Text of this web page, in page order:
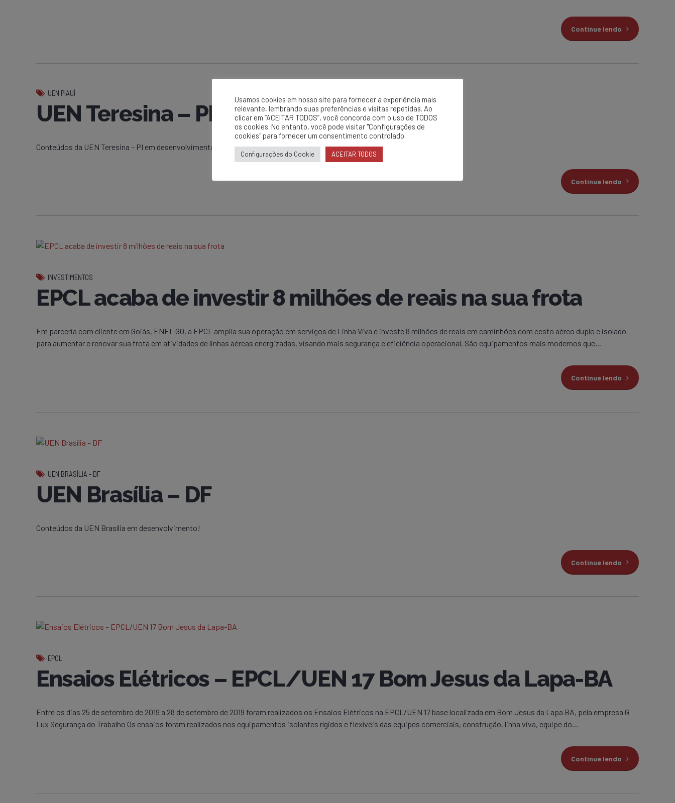
Continue lendo
UEN PIAUÍ
UEN Teresina – PI
Conteúdos da UEN Teresina – PI em desenvolvimento!
Continue lendo
INVESTIMENTOS
EPCL acaba de investir 8 milhões de reais na sua frota
Em parceria com cliente em Goiás, ENEL GO, a EPCL amplia sua operação em serviços de Linha Viva e investe 8 milhões de reais em caminhões com cesto aéreo duplo e isolado
para aumentar e renovar sua frota em atividades de linhas aéreas energizadas, visando mais segurança e eficiência operacional. São equipamentos mais modernos que...
Continue lendo
UEN BRASÍLIA - DF
UEN Brasília – DF
Conteúdos da UEN Brasília em desenvolvimento!
Continue lendo
EPCL
Ensaios Elétricos – EPCL/UEN 17 Bom Jesus da Lapa-BA
Entre os dias 25 de setembro de 2019 a 28 de setembro de 2019 foram realizados os Ensaios Elétricos na EPCL/UEN 17 base localizada em Bom Jesus da Lapa BA, pela empresa G
Lux Segurança do Trabalho Os ensaios foram realizados nos equipamentos isolantes rígidos e flexíveis das equipes comerciais, construção, linha viva, equipe do...
Continue lendo
Usamos cookies em nosso site para fornecer a experiência mais
relevante, lembrando suas preferências e visitas repetidas. Ao
clicar em “ACEITAR TODOS”, você concorda com o uso de TODOS
os cookies. No entanto, você pode visitar "Configurações de
cookies" para fornecer um consentimento controlado.
Configurações do Cookie ACEITAR TODOS